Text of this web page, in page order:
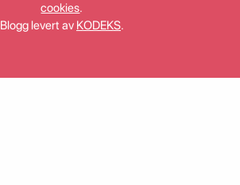
cookies.
Blogg levert av KODEKS.